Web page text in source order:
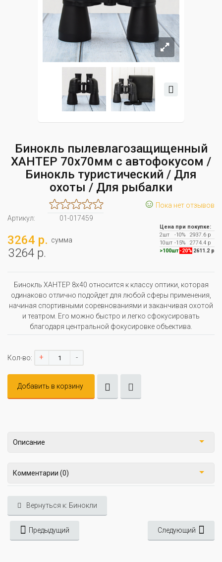
Бинокль пылевлагозащищенный
ХАНТЕР 70х70мм с автофокусом /
Бинокль туристический / Для
охоты / Для рыбалки
☺ Пока нет отзывов
Артикул:
01-017459
3264 р. сумма
3264 р.
Цена при покупке:
2шт
-10%
2937.6 р
10шт -15%
2774.4 р
>100шт -20% 2611.2 р
Бинокль ХАНТЕР 8x40 относится к классу оптики, которая
одинаково отлично подойдет для любой сферы применения,
начиная спортивными соревнованиями и заканчивая охотой
и театром. Его можно быстро и легко сфокусировать
благодаря центральной фокусировке объектива.
Кол-во: + -
Добавить в корзину
Описание
Комментарии (0)
Вернуться к: Бинокли
Предыдущий Следующий